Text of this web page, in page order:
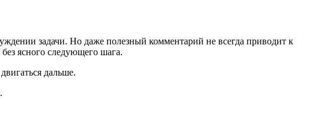
задачи. Но даже полезный комментарий не всегда приводит к
ясного следующего шага.
дальше.